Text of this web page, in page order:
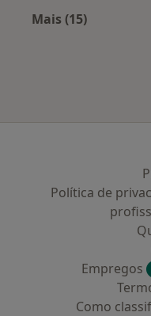
Mais (15)
Política de
Empregos
Como